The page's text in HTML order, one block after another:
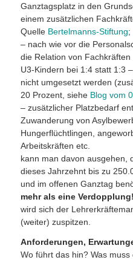
Ganztagsplatz in den
einem zusätzlichen
Quelle Bertelmanns-Stiftung;
– nach wie vor die
die Relation von
U3-Kindern bei 1:4 statt 1:3
nicht umgesetzt werden
20 Prozent, siehe Blog vom
– zusätzlicher Platzbedarf
Zuwanderung von
Hungerflüchtlingen,
Arbeitskräften etc.
kann man davon ausgehen,
dieses Jahrzehnt bis zu
und im offenen Ganztag
mehr als eine Verdopplung!
wird sich der
(weiter) zuspitzen.
Anforderungen,
Wo führt das hin? Was